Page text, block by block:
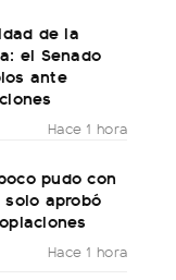
de la
el Senado
ante
Hace 1 hora
pudo con
solo aprobó
Hace 1 hora